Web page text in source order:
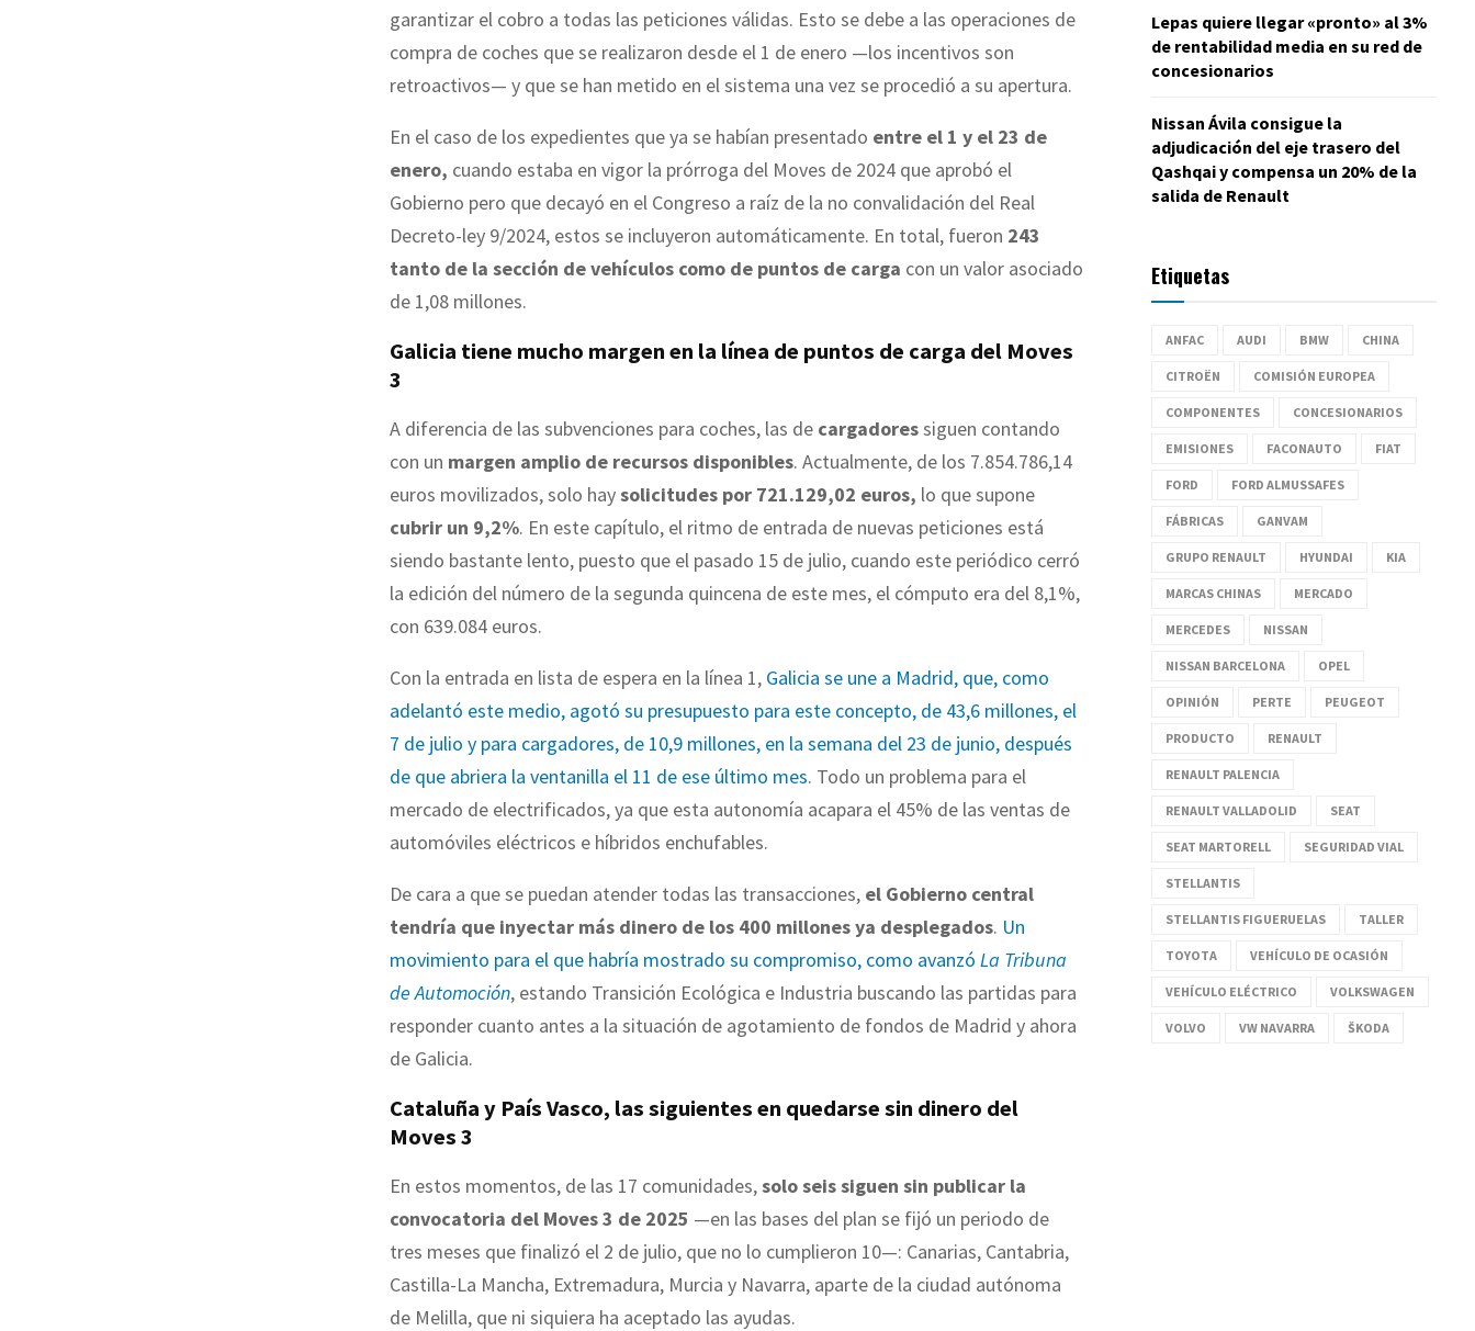
garantizar el cobro a todas las peticiones válidas. Esto se debe a las operaciones de
compra de coches que se realizaron desde el 1 de enero —los incentivos son
retroactivos— y que se han metido en el sistema una vez se procedió a su apertura.
En el caso de los expedientes que ya se habían presentado entre el 1 y el 23 de
enero, cuando estaba en vigor la prórroga del Moves de 2024 que aprobó el
Gobierno pero que decayó en el Congreso a raíz de la no convalidación del Real
Decreto-ley 9/2024, estos se incluyeron automáticamente. En total, fueron 243
tanto de la sección de vehículos como de puntos de carga con un valor asociado
de 1,08 millones.
Galicia tiene mucho margen en la línea de puntos de carga del Moves
3
A diferencia de las subvenciones para coches, las de cargadoressiguen contando
con un margen amplio de recursos disponibles. Actualmente, de los 7.854.786,14
euros movilizados, solo haysolicitudes por 721.129,02 euros, lo que supone
cubrir un 9,2%. En este capítulo, el ritmo de entrada de nuevas peticiones está
siendo bastante lento, puesto que el pasado 15 de julio, cuando este periódico cerró
la edición del número de la segunda quincena de este mes, el cómputo era del 8,1%,
con 639.084 euros.
Con la entrada en lista de espera en la línea 1, Galicia se une a Madrid, que, como
adelantó este medio, agotó su presupuesto para este concepto, de 43,6 millones, el
7 de julio y para cargadores, de 10,9 millones, en la semana del 23 de junio, después
de que abriera la ventanilla el 11 de ese último mes. Todo un problema para el
mercado de electrificados, ya que esta autonomía acapara el 45% de las ventas de
automóviles eléctricos e híbridos enchufables.
De cara a que se puedan atender todas las transacciones, el Gobierno central
tendría que inyectar más dinero de los 400 millones ya desplegados. Un
movimiento para el que habría mostrado su compromiso, como avanzó La Tribuna
de Automoción, estando Transición Ecológica e Industria buscando las partidas para
responder cuanto antes a la situación de agotamiento de fondos de Madrid y ahora
de Galicia.
Cataluña y País Vasco, las siguientes en quedarse sin dinero del
Moves 3
En estos momentos, de las 17 comunidades,solo seis siguen sin publicar la
convocatoria del Moves 3 de 2025 —en las bases del plan se fijó un periodo de
tres meses que finalizó el 2 de julio, que no lo cumplieron 10—: Canarias, Cantabria,
Castilla-La Mancha, Extremadura, Murcia y Navarra, aparte de la ciudad autónoma
de Melilla, que ni siquiera ha aceptado las ayudas.
Lepas quiere llegar «pronto» al 3%
de rentabilidad media en su red de
concesionarios
Nissan Ávila consigue la
adjudicación del eje trasero del
Qashqai y compensa un 20% de la
salida de Renault
Etiquetas
ANFAC AUDI BMW CHINA
CITROËN COMISIÓN EUROPEA
COMPONENTES CONCESIONARIOS
EMISIONES FACONAUTO FIAT
FORD FORD ALMUSSAFES
FÁBRICAS GANVAM
GRUPO RENAULT HYUNDAI KIA
MARCAS CHINAS MERCADO
MERCEDES NISSAN
NISSAN BARCELONA OPEL
OPINIÓN PERTE PEUGEOT
PRODUCTO RENAULT
RENAULT PALENCIA
RENAULT VALLADOLID SEAT
SEAT MARTORELL SEGURIDAD VIAL
STELLANTIS
STELLANTIS FIGUERUELAS TALLER
TOYOTA VEHÍCULO DE OCASIÓN
VEHÍCULO ELÉCTRICO VOLKSWAGEN
VOLVO VW NAVARRA ŠKODA